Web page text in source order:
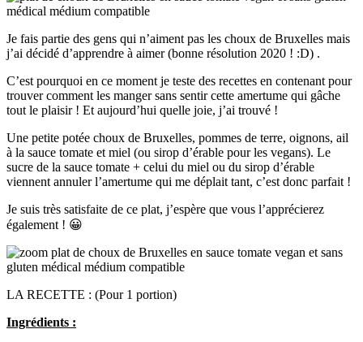
Je fais partie des gens qui n’aiment pas les choux de Bruxelles mais
j’ai décidé d’apprendre à aimer (bonne résolution 2020 ! :D) .
C’est pourquoi en ce moment je teste des recettes en contenant pour
trouver comment les manger sans sentir cette amertume qui gâche
tout le plaisir ! Et aujourd’hui quelle joie, j’ai trouvé !
Une petite potée choux de Bruxelles, pommes de terre, oignons, ail
à la sauce tomate et miel (ou sirop d’érable pour les vegans). Le
sucre de la sauce tomate + celui du miel ou du sirop d’érable
viennent annuler l’amertume qui me déplait tant, c’est donc parfait !
Je suis très satisfaite de ce plat, j’espère que vous l’apprécierez
également ! 😀
LA RECETTE : (Pour 1 portion)
Ingrédients :